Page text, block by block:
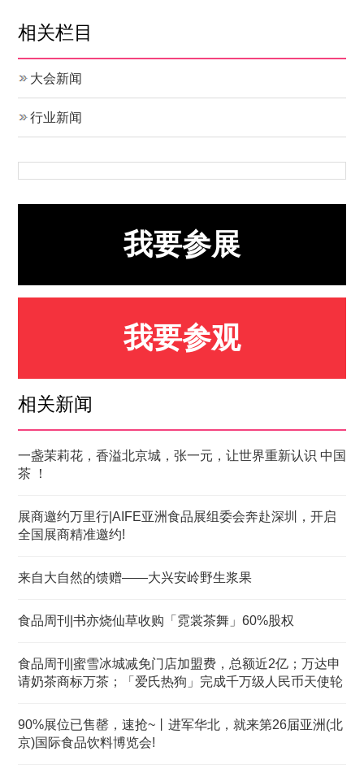
相关栏目
大会新闻
行业新闻
我要参展
我要参观
相关新闻
一盏茉莉花，香溢北京城，张一元，让世界重新认识 中国
茶 ！
展商邀约万里行|AIFE亚洲食品展组委会奔赴深圳，开启
全国展商精准邀约!
来自大自然的馈赠——大兴安岭野生浆果
食品周刊|书亦烧仙草收购「霓裳茶舞」60%股权
食品周刊|蜜雪冰城减免门店加盟费，总额近2亿；万达申
请奶茶商标万茶；「爱氏热狗」完成千万级人民币天使轮
90%展位已售罄，速抢~丨进军华北，就来第26届亚洲(北
京)国际食品饮料博览会!